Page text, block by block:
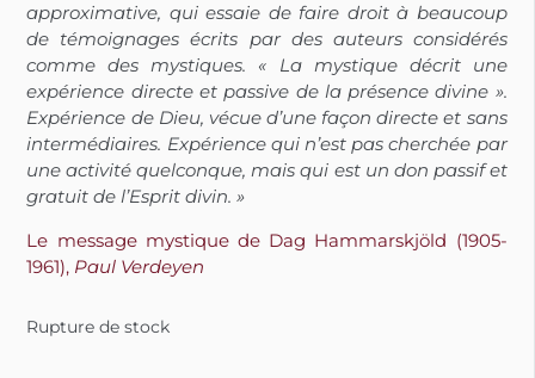
approximative, qui essaie de faire droit à beaucoup
de témoignages écrits par des auteurs considérés
comme des mystiques. « La mystique décrit une
expérience directe et passive de la présence divine ».
Expérience de Dieu, vécue d’une façon directe et sans
intermédiaires. Expérience qui n’est pas cherchée par
une activité quelconque, mais qui est un don passif et
gratuit de l’Esprit divin. »
Le message mystique de Dag Hammarskjöld (1905-
1961), Paul Verdeyen
Rupture de stock